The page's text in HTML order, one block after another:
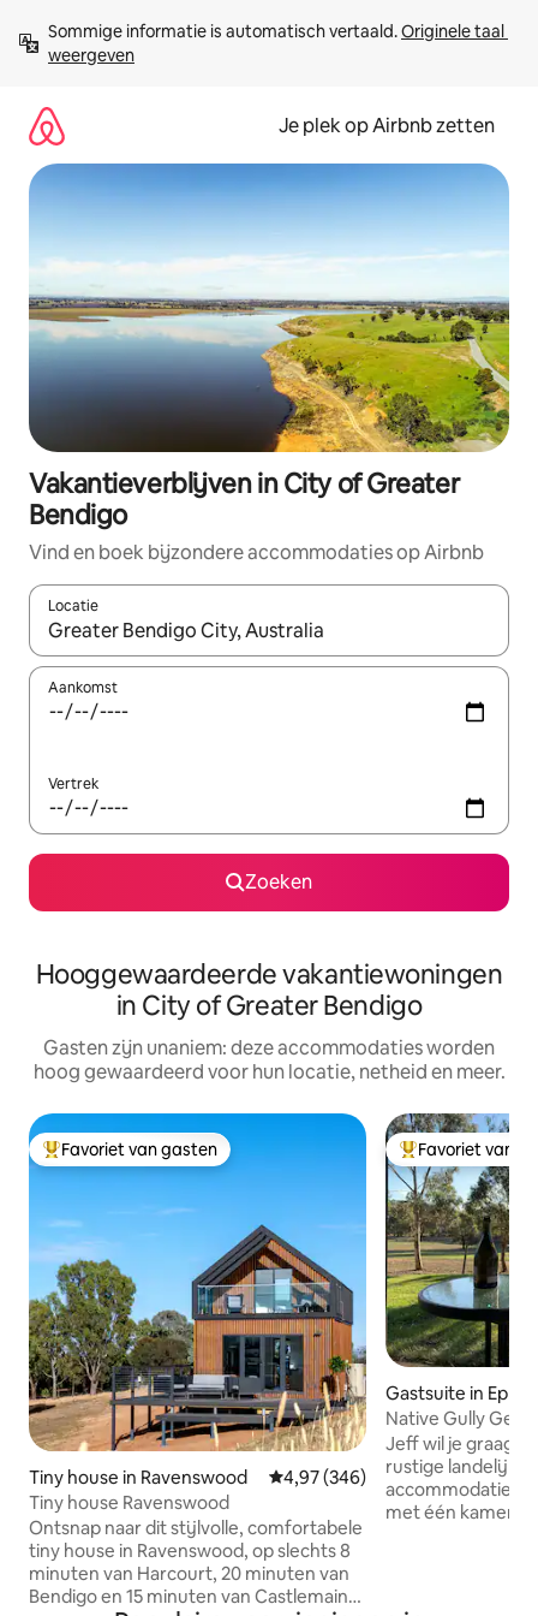
direct
naar
Sommige informatie is automatisch vertaald. Originele taal
weergeven
Je plek op Airbnb zetten
Vakantieverblijven in City of Greater
Bendigo
Vind en boek bijzondere accommodaties op Airbnb
Locatie
Wanneer er resultaten beschikbaar zijn, maak je een keuze
Aankomst
Vertrek
Zoeken
Hooggewaardeerde vakantiewoningen
in City of Greater Bendigo
Gasten zijn unaniem: deze accommodaties worden
hoog gewaardeerd voor hun locatie, netheid en meer.
Topfavoriet van gasten
Favoriet van gasten
Tiny house in Ravenswood Gemiddelde beoordeling van
4,97 (346)
Tiny house Ravenswood
Ontsnap naar dit stijlvolle, comfortabele
tiny house in Ravenswood, op slechts 8
minuten van Harcourt, 20 minuten van
Bendigo en 15 minuten van Castlemaine.
Topfavoriet van
Favoriet van
Gastsuite in
Native Gully
midden van
Jeff wil je graag
rustige landelijke
accommodatie is
met één kamer